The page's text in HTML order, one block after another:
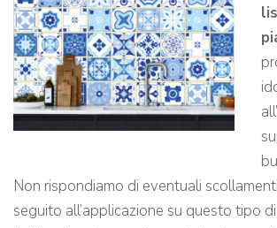
Non rispondiamo di eventuali
seguito all’applicazione su questo tipo